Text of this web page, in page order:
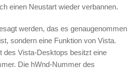
einen Neustart wieder verbannen.
werden, das es genaugenommen
sondern eine Funktion von Vista.
des Vista-Desktops besitzt eine
Die hWnd-Nummer des